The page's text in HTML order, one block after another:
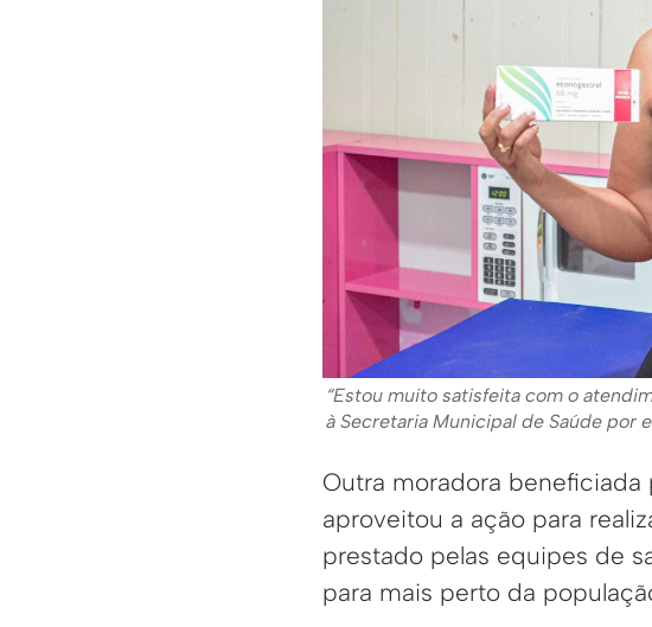
“Estou muito satisfeita com o
à Secretaria Municipal de Saúde por
Outra moradora
aproveitou a ação para
prestado pelas equipes de
para mais perto da